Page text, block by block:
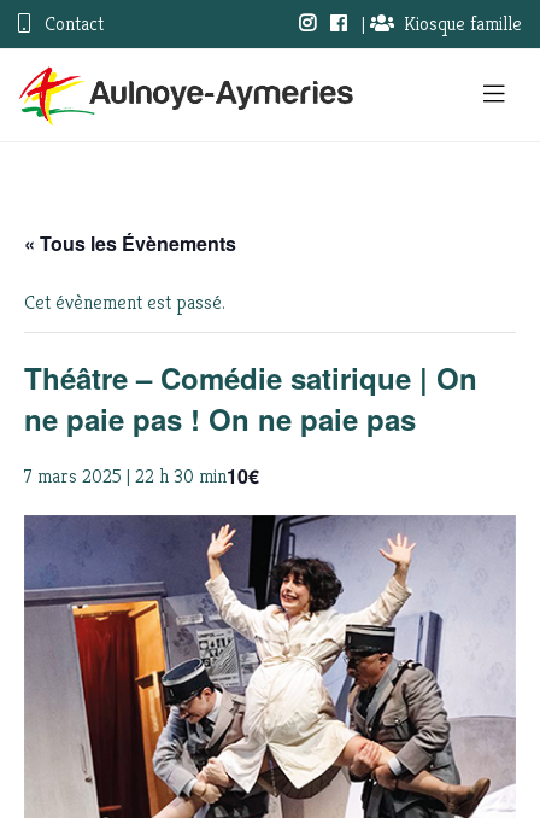
Contact | Kiosque famille
« Tous les Évènements
Cet évènement est passé.
Théâtre – Comédie satirique | On
ne paie pas ! On ne paie pas
7 mars 2025 | 22 h 30 min10€